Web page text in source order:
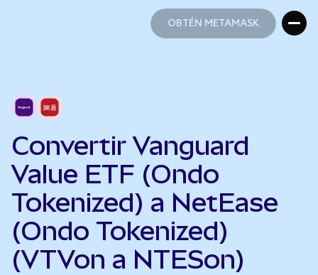
OBTÉN METAMASK
Convertir Vanguard
Value ETF (Ondo
Tokenized) a NetEase
(Ondo Tokenized)
(VTVon a NTESon)